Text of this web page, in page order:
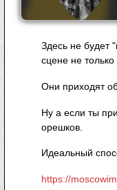
Здесь не будет
сцене не
Они приходят
Ну а если ты
орешков.
Идеальный
https://